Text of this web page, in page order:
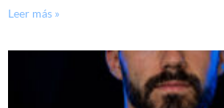
Leer más »